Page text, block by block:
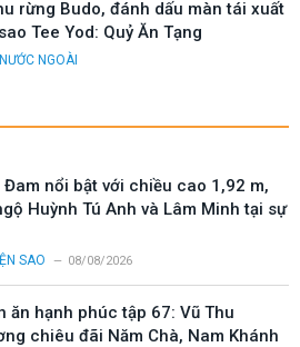
rừng Budo, đánh dấu màn tái xuất
Tee Yod: Quỷ Ăn Tạng
NGOÀI
Đam nổi bật với chiều cao 1,92 m,
Huỳnh Tú Anh và Lâm Minh tại sự
SAO 08/08/2026
ăn hạnh phúc tập 67: Vũ Thu
chiêu đãi Năm Chà, Nam Khánh